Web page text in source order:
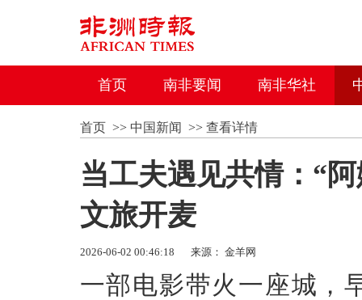
首页 南非要闻 南非华社
首页>> 中国新闻 >> 查看详情
当工夫遇见共情：“
文旅开麦
2026-06-02 00:46:18 来源： 金羊网
一部电影带火一座城，